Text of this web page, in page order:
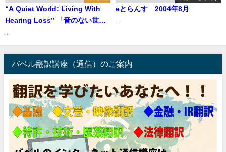
“A Quiet World: Living With
Hearing Loss” 「音のない世界
eとらんす 2004年8月
バベル翻訳講座（通信）のご案内